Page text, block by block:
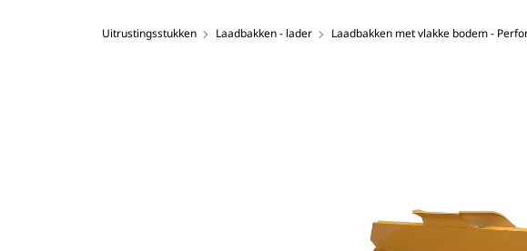
Uitrustingsstukken Laadbakken - lader